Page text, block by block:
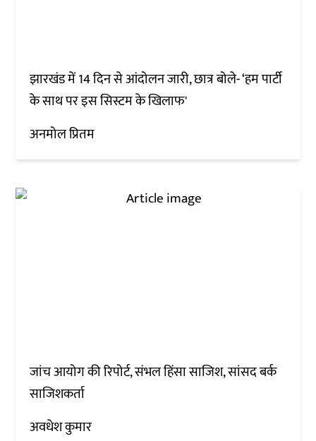
झारखंड में 14 दिन से आंदोलन जारी, छात्र बोले- ‘हम पार्टी
के साथ पर इस सिस्टम के खिलाफ'
अनमोल प्रितम
जांच आयोग की रिपोर्ट, संभल हिंसा साजिश, सांसद बर्क
साजिशकर्ता
अवधेश कुमार